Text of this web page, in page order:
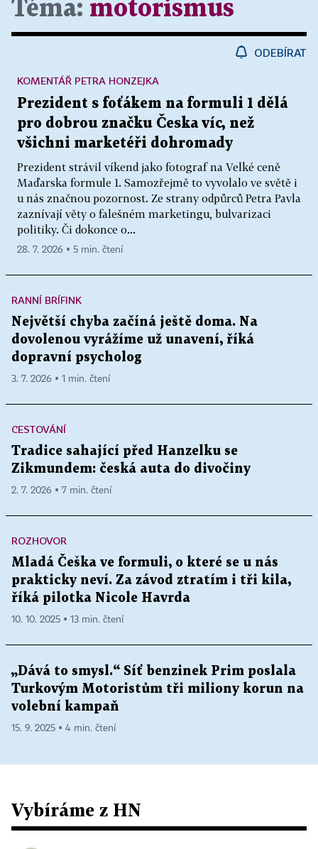
Téma: motorismus
ODEBÍRAT
Prezident s foťákem na formuli 1 dělá
pro dobrou značku Česka víc, než
všichni marketéři dohromady
Prezident strávil víkend jako fotograf na Velké ceně
Maďarska formule 1. Samozřejmě to vyvolalo ve světě i
u nás značnou pozornost. Ze strany odpůrců Petra Pavla
zaznívají věty o falešném marketingu, bulvarizaci
politiky. Či dokonce o...
KOMENTÁŘ PETRA HONZEJKA
28. 7. 2026 ▪ 5 min. čtení
RANNÍ BRÍFINK
Největší chyba začíná ještě doma. Na
dovolenou vyrážíme už unavení, říká
dopravní psycholog
3. 7. 2026 ▪ 1 min. čtení
CESTOVÁNÍ
Tradice sahající před Hanzelku se
Zikmundem: česká auta do divočiny
2. 7. 2026 ▪ 7 min. čtení
ROZHOVOR
Mladá Češka ve formuli, o které se u nás
prakticky neví. Za závod ztratím i tři kila,
říká pilotka Nicole Havrda
10. 10. 2025 ▪ 13 min. čtení
„Dává to smysl.“ Síť benzinek Prim poslala
Turkovým Motoristům tři miliony korun na
volební kampaň
15. 9. 2025 ▪ 4 min. čtení
Vybíráme z HN